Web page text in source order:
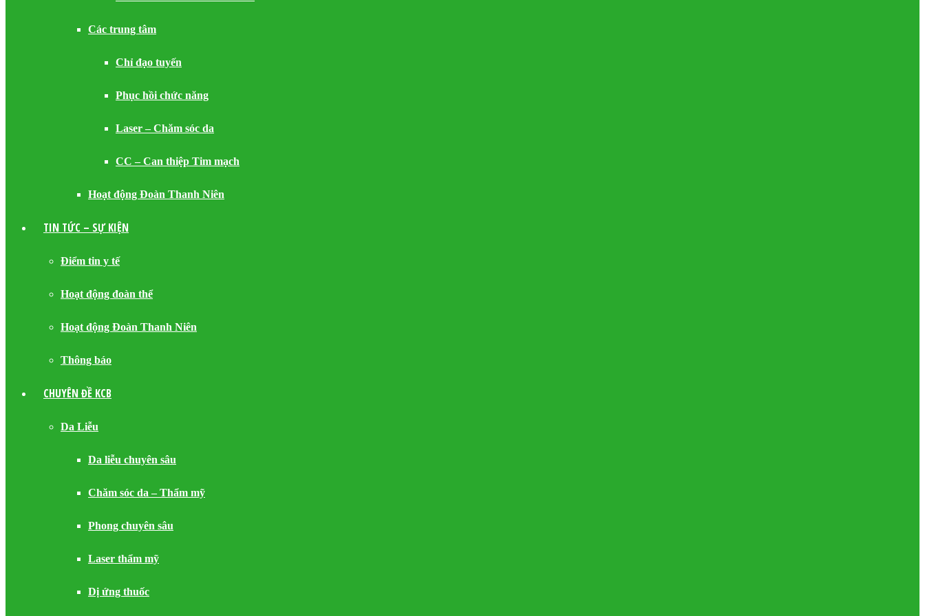
Các trung tâm
Chỉ đạo tuyến
Phục hồi chức năng
Laser – Chăm sóc da
CC – Can thiệp Tim mạch
Hoạt động Đoàn Thanh Niên
TIN TỨC – SỰ KIỆN
Điểm tin y tế
Hoạt động đoàn thể
Hoạt động Đoàn Thanh Niên
Thông báo
CHUYÊN ĐỀ KCB
Da Liễu
Da liễu chuyên sâu
Chăm sóc da – Thẩm mỹ
Phong chuyên sâu
Laser thẩm mỹ
Dị ứng thuốc